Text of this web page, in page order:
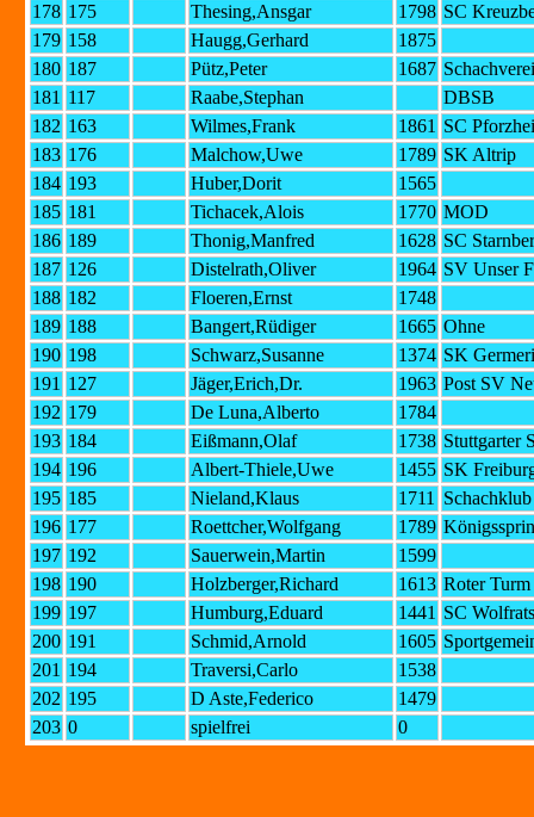
178 175 Thesing,Ansgar 1798 SC
179 158 Haugg,Gerhard
1875
180 187 Pütz,Peter 1687
181 117 Raabe,Stephan
DBSB
182 163 Wilmes,Frank 1861 SC
183 176 Malchow,Uwe 1789 SK Altrip
184 193 Huber,Dorit
1565
185 181 Tichacek,Alois 1770 MOD
186 189 Thonig,Manfred 1628 SC
187 126 Distelrath,Oliver 1964 SV Unser
188 182 Floeren,Ernst
1748
189 188 Bangert,Rüdiger 1665 Ohne
190 198 Schwarz,Susanne 1374 SK
191 127 Jäger,Erich,Dr. 1963 Post SV
192 179 De Luna,Alberto
1784
193 184 Eißmann,Olaf 1738 Stuttgarter
194 196 Albert-Thiele,Uwe 1455 SK
195 185 Nieland,Klaus 1711
196 177 Roettcher,Wolfgang 1789
197 192 Sauerwein,Martin
1599
198 190 Holzberger,Richard 1613 Roter
199 197 Humburg,Eduard 1441 SC
200 191 Schmid,Arnold 1605
201 194 Traversi,Carlo
1538
202 195 D Aste,Federico
1479
203 0 spielfrei 0